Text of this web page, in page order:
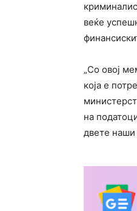
веќе
„Со овој
која е
на
двете наши